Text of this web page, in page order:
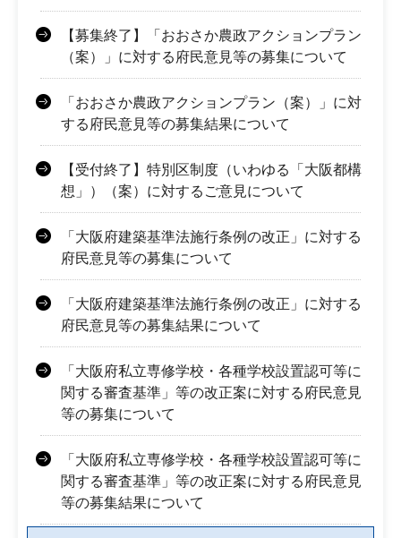
【募集終了】「おおさか農政アクションプラン
（案）」に対する府民意見等の募集について
「おおさか農政アクションプラン（案）」に対
する府民意見等の募集結果について
【受付終了】特別区制度（いわゆる「大阪都構
想」）（案）に対するご意見について
「大阪府建築基準法施行条例の改正」に対する
府民意見等の募集について
「大阪府建築基準法施行条例の改正」に対する
府民意見等の募集結果について
「大阪府私立専修学校・各種学校設置認可等に
関する審査基準」等の改正案に対する府民意見
等の募集について
「大阪府私立専修学校・各種学校設置認可等に
関する審査基準」等の改正案に対する府民意見
等の募集結果について